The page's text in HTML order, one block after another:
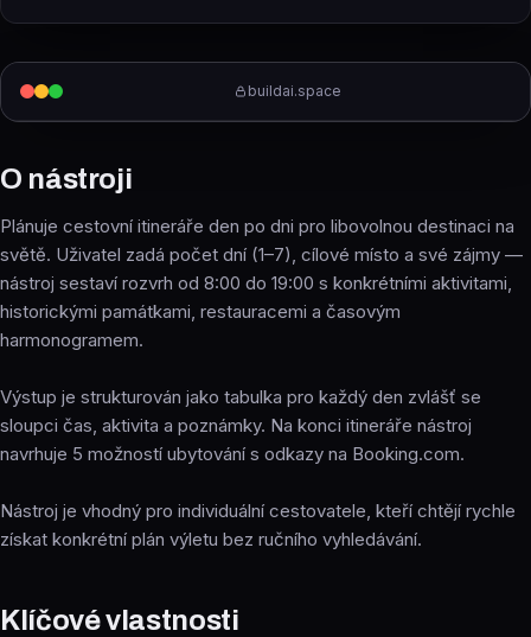
buildai.space
O nástroji
Plánuje cestovní itineráře den po dni pro libovolnou destinaci na
světě. Uživatel zadá počet dní (1–7), cílové místo a své zájmy —
nástroj sestaví rozvrh od 8:00 do 19:00 s konkrétními aktivitami,
historickými památkami, restauracemi a časovým
harmonogramem.
Výstup je strukturován jako tabulka pro každý den zvlášť se
sloupci čas, aktivita a poznámky. Na konci itineráře nástroj
navrhuje 5 možností ubytování s odkazy na Booking.com.
Nástroj je vhodný pro individuální cestovatele, kteří chtějí rychle
získat konkrétní plán výletu bez ručního vyhledávání.
Klíčové vlastnosti